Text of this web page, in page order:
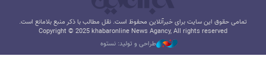
تمامی حقوق این سایت برای خبرآنلاین محفوظ است. نقل مطالب با ذکر منبع بلامانع است.
Copyright © 2025 khabaronline News Agancy, All rights reserved
طراحی و تولید: نستوه